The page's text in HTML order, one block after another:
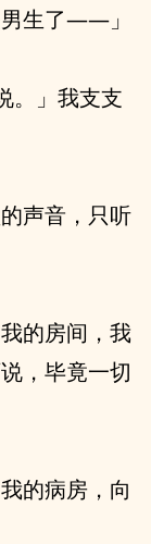
男生了——」
。」我支支
声音，只听
的房间，我
，毕竟一切
的病房，向